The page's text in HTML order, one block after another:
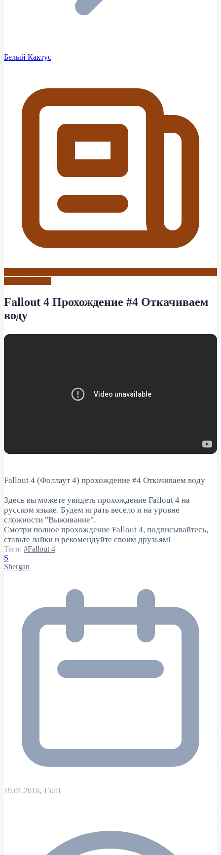
Белый Кактус
Fallout 4 Прохождение #4 Откачиваем
воду
Fallout 4 (Фоллаут 4) прохождение #4 Откачиваем воду
Здесь вы можете увидеть прохождение Fallout 4 на
русском языке. Будем играть весело и на уровне
сложности "Выживание".
Смотри полное прохождение Fallout 4, подписывайтесь,
ставьте лайки и рекомендуйте своим друзьям!
Теги: #Fallout 4
S
Shergan
19.01.2016, 15:41